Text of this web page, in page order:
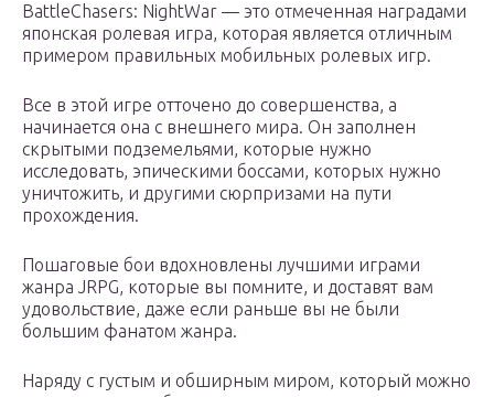
BattleChasers: NightWar — это отмеченная наградами
японская ролевая игра, которая является отличным
примером правильных мобильных ролевых игр.
Все в этой игре отточено до совершенства, а
начинается она с внешнего мира. Он заполнен
скрытыми подземельями, которые нужно
исследовать, эпическими боссами, которых нужно
уничтожить, и другими сюрпризами на пути
прохождения.
Пошаговые бои вдохновлены лучшими играми
жанра JRPG, которые вы помните, и доставят вам
удовольствие, даже если раньше вы не были
большим фанатом жанра.
Наряду с густым и обширным миром, который можно